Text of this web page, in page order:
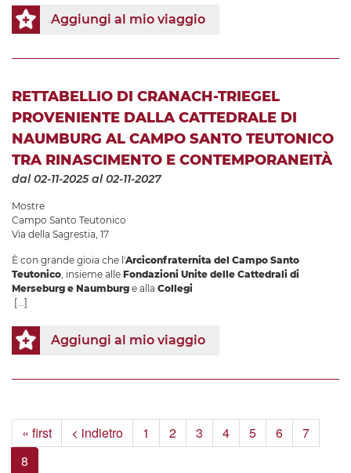
Aggiungi al mio viaggio
RETTABELLIO DI CRANACH-TRIEGEL
PROVENIENTE DALLA CATTEDRALE DI
NAUMBURG AL CAMPO SANTO TEUTONICO
TRA RINASCIMENTO E CONTEMPORANEITÀ
dal 02-11-2025al 02-11-2027
Mostre
Campo Santo Teutonico
Via della Sagrestia, 17
È con grande gioia che l'Arciconfraternita del Campo Santo
Teutonico, insieme alle Fondazioni Unite delle Cattedrali di
Merseburg e Naumburg e alla Collegi
[...]
Aggiungi al mio viaggio
« first < indietro 1 2 3 4 5 6
7
8